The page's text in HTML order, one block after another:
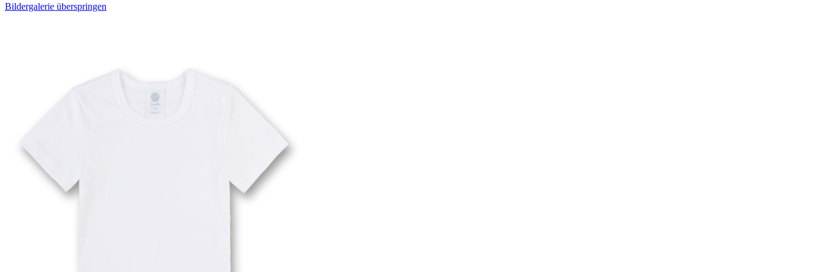
Bildergalerie überspringen